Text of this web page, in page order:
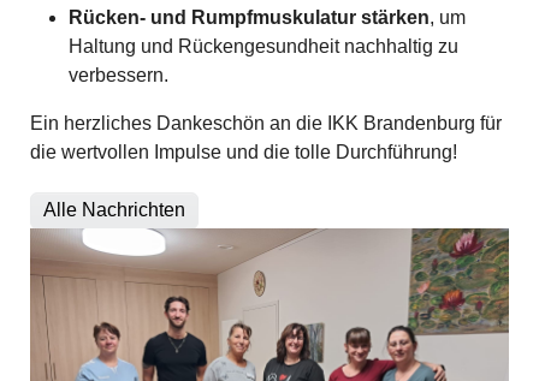
Rücken- und Rumpfmuskulatur stärken, um
Haltung und Rückengesundheit nachhaltig zu
verbessern.
Ein herzliches Dankeschön an die IKK Brandenburg für
die wertvollen Impulse und die tolle Durchführung!
Alle Nachrichten